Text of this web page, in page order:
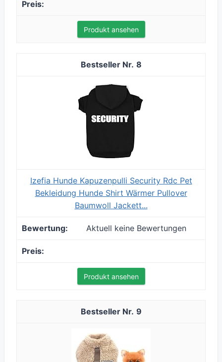
Produkt ansehen
8
Izefia Hunde Kapuzenpulli Security Rdc Pet
Bekleidung Hunde Shirt Wärmer Pullover
Baumwoll Jackett...
Aktuell keine Bewertungen
Produkt ansehen
9